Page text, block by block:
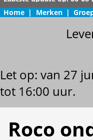
Home | Merken |
Let op: van 27
tot 16:00 uur.
Roco